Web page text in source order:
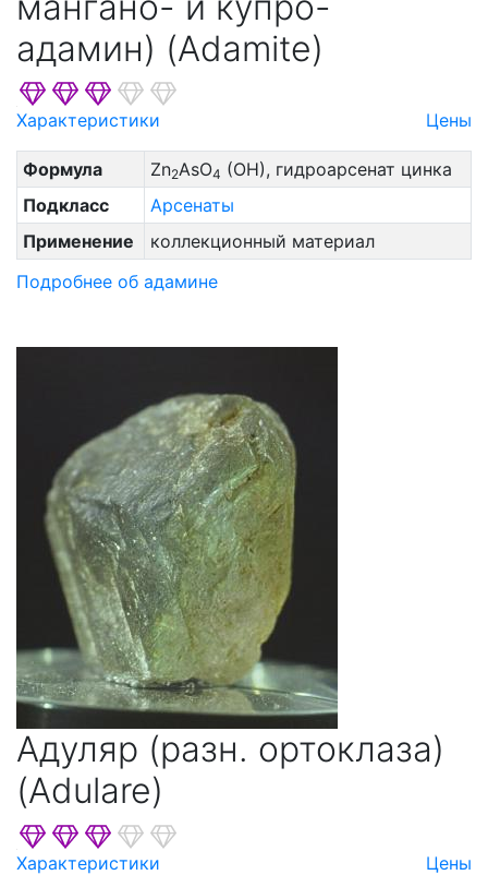
адамин) (Adamite)
Характеристики Цены
Формула Zn2AsO4 (OH), гидроарсенат цинка
Подкласс
Арсенаты
Применение
коллекционный материал
Подробнее об адамине
Адуляр (разн. ортоклаза)
(Adulare)
Характеристики Цены